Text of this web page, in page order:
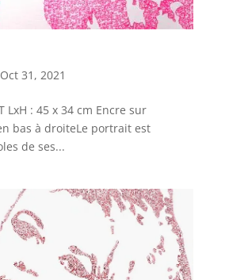
Oct 31, 2021
LxH : 45 x 34 cm Encre sur
bas à droiteLe portrait est
de ses...